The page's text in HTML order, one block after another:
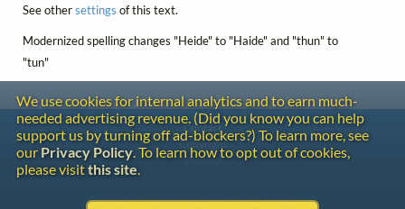
See othersettings of this text.
Modernized spelling changes "Heide" to "Haide" and "thun" to
"tun"
We use cookies for internal analytics and to earn much-
needed advertising revenue. (Did you know you can help
support us by turning off ad-blockers?) To learn more, see
our Privacy Policy. To learn how to opt out of cookies,
please visitthis site.
Contact
Copyright
Privacy
Copyright © 2026 The LiederNet Archive